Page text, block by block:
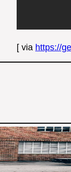
[ via https://